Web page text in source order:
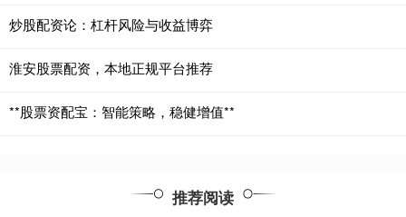
炒股配资论：杠杆风险与收益博弈
淮安股票配资，本地正规平台推荐
**股票资配宝：智能策略，稳健增值**
推荐阅读